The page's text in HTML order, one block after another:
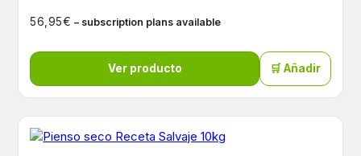
56,95€ – subscription plans available
Ver producto 🛒 Añadir